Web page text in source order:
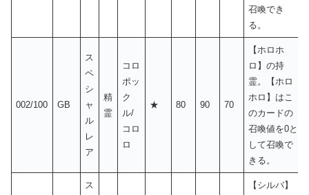
召喚でき
る。
002/100 GB
ス
ペ
シ
ャ
ル
レ
ア
精
霊
コロ
ポッ
ク
ル/
コロ
ロ
★ 80 90 70
【ホロホ
ロ】の持
霊。【ホロ
ホロ】はこ
のカードの
召喚値を0と
して召喚で
きる。
ス
【シルバ】